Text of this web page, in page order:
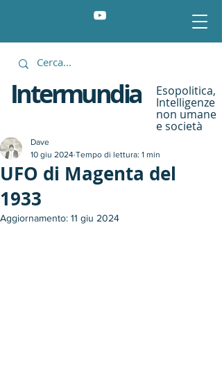
Intermundia Esopolitica,
Intelligenze
non umane
e società
UFO di Magenta del
1933
Dave
10 giu 2024 Tempo di lettura: 1 min
Aggiornamento: 11 giu 2024